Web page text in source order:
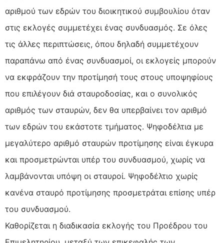
αριθμού των εδρών του διοικητικού συμβουλίου όταν
στις εκλογές συμμετέχει ένας συνδυασμός. Σε όλες
τις άλλες περιπτώσεις, όπου δηλαδή συμμετέχουν
παραπάνω από ένας συνδυασμοί, οι εκλογείς μπορούν
να εκφράζουν την προτίμησή τους στους υποψηφίους
που επιλέγουν διά σταυροδοσίας, και ο συνολικός
αριθμός των σταυρών, δεν θα υπερβαίνει τον αριθμό
των εδρών του εκάστοτε τμήματος. Ψηφοδέλτια με
μεγαλύτερο αριθμό σταυρών προτίμησης είναι έγκυρα
και προσμετρώνται υπέρ του συνδυασμού, χωρίς να
λαμβάνονται υπόψη οι σταυροί. Ψηφοδέλτιο χωρίς
κανένα σταυρό προτίμησης προσμετράται επίσης υπέρ
του συνδυασμού.
Καθορίζεται η διαδικασία εκλογής του Προέδρου του